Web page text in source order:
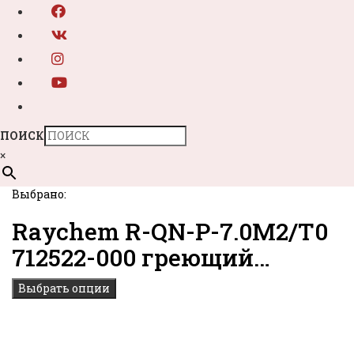
ПОИСК
×
Выбрано:
Raychem R-QN-P-7.0M2/T0
712522-000 греющий…
Выбрать опции